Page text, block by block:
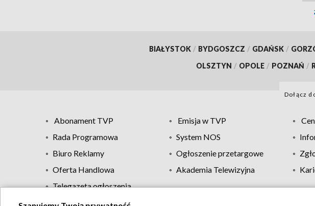
BIAŁYSTOK / BYDGOSZCZ / GDAŃSK /
OLSZTYN / OPOLE / POZNAŃ /
Dołącz
Abonament TVP Emisja w TVP
Rada Programowa
System NOS
Biuro Reklamy
Ogłoszenie przetargowe
Oferta Handlowa
Akademia Telewizyjna
Telegazeta ogłoszenia